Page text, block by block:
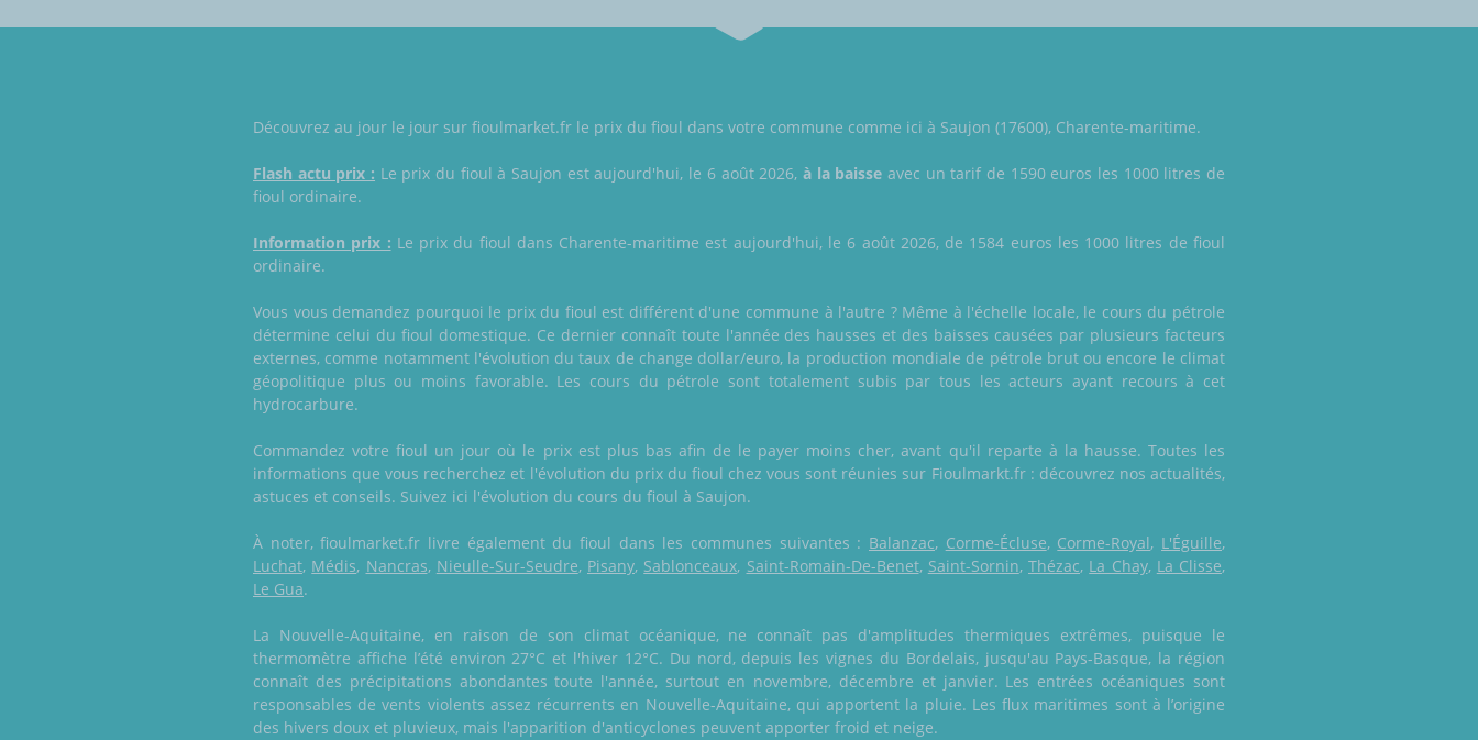
Découvrez au jour le jour sur fioulmarket.fr le prix du fioul dans votre commune comme ici à Saujon (17600), Charente-maritime.
Flash actu prix : Le prix du fioul à Saujon est aujourd'hui, le 6 août 2026, à la baisse avec un tarif de 1590 euros les 1000 litres de
fioul ordinaire.
Information prix : Le prix du fioul dans Charente-maritime est aujourd'hui, le 6 août 2026, de 1584 euros les 1000 litres de fioul
ordinaire.
Vous vous demandez pourquoi le prix du fioul est différent d'une commune à l'autre ? Même à l'échelle locale, le cours du pétrole
détermine celui du fioul domestique. Ce dernier connaît toute l'année des hausses et des baisses causées par plusieurs facteurs
externes, comme notamment l'évolution du taux de change dollar/euro, la production mondiale de pétrole brut ou encore le climat
géopolitique plus ou moins favorable. Les cours du pétrole sont totalement subis par tous les acteurs ayant recours à cet
hydrocarbure.
Commandez votre fioul un jour où le prix est plus bas afin de le payer moins cher, avant qu'il reparte à la hausse. Toutes les
informations que vous recherchez et l'évolution du prix du fioul chez vous sont réunies sur Fioulmarkt.fr : découvrez nos actualités,
astuces et conseils. Suivez ici l'évolution du cours du fioul à Saujon.
À noter, fioulmarket.fr livre également du fioul dans les communes suivantes : Balanzac, Corme-Écluse, Corme-Royal, L'Éguille,
Luchat, Médis, Nancras, Nieulle-Sur-Seudre, Pisany, Sablonceaux, Saint-Romain-De-Benet, Saint-Sornin, Thézac, La Chay, La Clisse,
Le Gua.
La Nouvelle-Aquitaine, en raison de son climat océanique, ne connaît pas d'amplitudes thermiques extrêmes, puisque le
thermomètre affiche l’été environ 27°C et l'hiver 12°C. Du nord, depuis les vignes du Bordelais, jusqu'au Pays-Basque, la région
connaît des précipitations abondantes toute l'année, surtout en novembre, décembre et janvier. Les entrées océaniques sont
responsables de vents violents assez récurrents en Nouvelle-Aquitaine, qui apportent la pluie. Les flux maritimes sont à l’origine
des hivers doux et pluvieux, mais l'apparition d'anticyclones peuvent apporter froid et neige.